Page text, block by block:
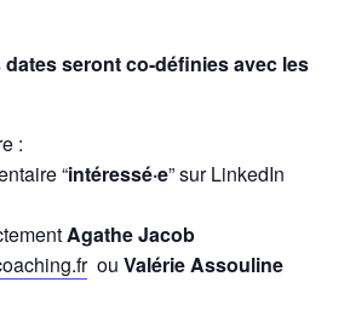
seront co-définies avec les
:
“intéressé·e” sur LinkedIn
Agathe Jacob
ou Valérie Assouline